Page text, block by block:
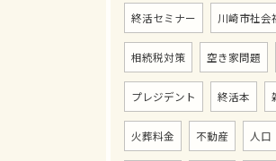
終活セミナー 川崎市社会
相続税対策 空き家問題
プレジデント 終活本
火葬料金 不動産 人口
お問い合わせ・ご相談はこ